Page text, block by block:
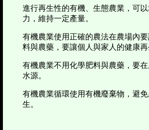
進行再生性的有機、生態農業，可
力，維持一定產量。
有機農業使用正確的農法在農場內
料與農藥，要讓個人與家人的健康
有機農業不用化學肥料與農藥，要
水源。
有機農業循環使用有機廢棄物，避
生。